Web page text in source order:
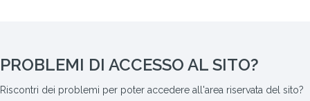
PROBLEMI DI ACCESSO AL SITO?
Riscontri dei problemi per poter accedere all'area riservata del sito?